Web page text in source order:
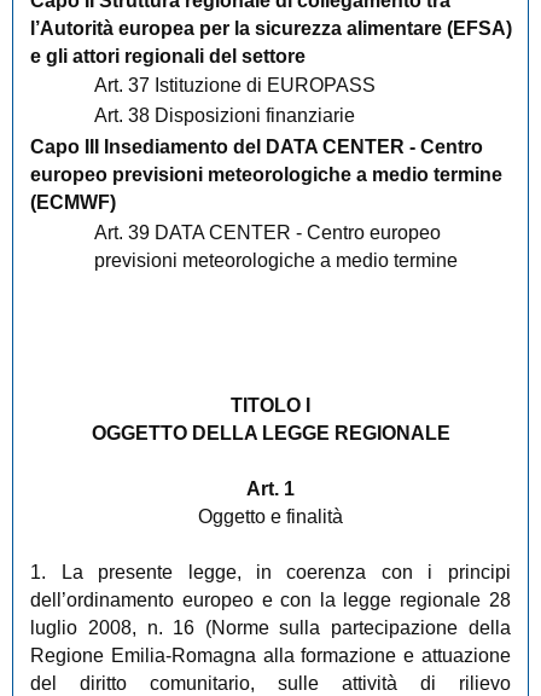
l’Autorità europea per la sicurezza alimentare (EFSA)
e gli attori regionali del settore
Art. 37 Istituzione di EUROPASS
Art. 38 Disposizioni finanziarie
Capo III Insediamento del DATA CENTER - Centro
europeo previsioni meteorologiche a medio termine
(ECMWF)
Art. 39 DATA CENTER - Centro europeo
previsioni meteorologiche a medio termine
TITOLO I
OGGETTO DELLA LEGGE REGIONALE
Art. 1
Oggetto e finalità
1. La presente legge, in coerenza con i principi
dell’ordinamento europeo e con la legge regionale 28
luglio 2008, n. 16 (Norme sulla partecipazione della
Regione Emilia-Romagna alla formazione e attuazione
del diritto comunitario, sulle attività di rilievo